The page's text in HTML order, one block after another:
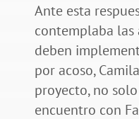
Ante esta
contemplaba las
deben
por acoso,
proyecto, no
encuentro con